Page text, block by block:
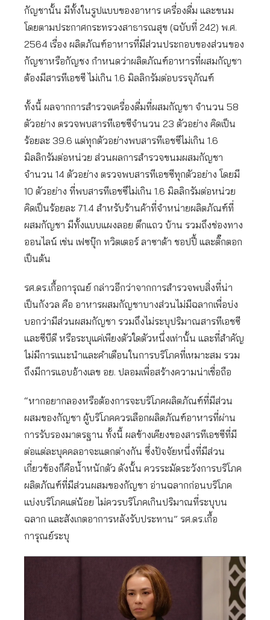
กัญชานั้น มีทั้งในรูปแบบของอาหาร เครื่องดื่ม และขนม
โดยตามประกาศกระทรวงสาธารณสุข (ฉบับที่ 242) พ.ศ.
2564 เรื่อง ผลิตภัณฑ์อาหารที่มีส่วนประกอบของส่วนของ
กัญชาหรือกัญชง กำหนดว่าผลิตภัณฑ์อาหารที่ผสมกัญชา
ต้องมีสารทีเอชซี ไม่เกิน 1.6 มิลลิกรัมต่อบรรจุภัณฑ์
ทั้งนี้ ผลจากการสำรวจเครื่องดื่มที่ผสมกัญชา จำนวน 58
ตัวอย่าง ตรวจพบสารทีเอชซีจำนวน 23 ตัวอย่าง คิดเป็น
ร้อยละ 39.6 แต่ทุกตัวอย่างพบสารทีเอชซีไม่เกิน 1.6
มิลลิกรัมต่อหน่วย ส่วนผลการสำรวจขนมผสมกัญชา
จำนวน 14 ตัวอย่าง ตรวจพบสารทีเอชซีทุกตัวอย่าง โดยมี
10 ตัวอย่าง ที่พบสารทีเอชซีไม่เกิน 1.6 มิลลิกรัมต่อหน่วย
คิดเป็นร้อยละ 71.4 สำหรับร้านค้าที่จำหน่ายผลิตภัณฑ์ที่
ผสมกัญชา มีทั้งแบบแผงลอย ตึกแถว บ้าน รวมถึงช่องทาง
ออนไลน์ เช่น เฟซบุ๊ก ทวิตเตอร์ ลาซาด้า ชอปปี้ และติ๊กตอก
เป็นต้น
รศ.ดร.เกื้อการุณย์ กล่าวอีกว่าจากการสำรวจพบสิ่งที่น่า
เป็นกังวล คือ อาหารผสมกัญชาบางส่วนไม่มีฉลากเพื่อบ่ง
บอกว่ามีส่วนผสมกัญชา รวมถึงไม่ระบุปริมาณสารทีเอชซี
และซีบีดี หรือระบุแค่เพียงตัวใดตัวหนึ่งเท่านั้น และที่สำคัญ
ไม่มีการแนะนำและคำเตือนในการบริโภคที่เหมาะสม รวม
ถึงมีการแอบอ้างเลข อย. ปลอมเพื่อสร้างความน่าเชื่อถือ
“หากอยากลองหรือต้องการจะบริโภคผลิตภัณฑ์ที่มีส่วน
ผสมของกัญชา ผู้บริโภคควรเลือกผลิตภัณฑ์อาหารที่ผ่าน
การรับรองมาตรฐาน ทั้งนี้ ผลข้างเคียงของสารทีเอชซีที่มี
ต่อแต่ละบุคคลอาจะแตกต่างกัน ซึ่งปัจจัยหนึ่งที่มีส่วน
เกี่ยวข้องก็คือน้ำหนักตัว ดังนั้น ควรระมัดระวังการบริโภค
ผลิตภัณฑ์ที่มีส่วนผสมของกัญชา อ่านฉลากก่อนบริโภค
แบ่งบริโภคแต่น้อย ไม่ควรบริโภคเกินปริมาณที่ระบุบน
ฉลาก และสังเกตอาการหลังรับประทาน” รศ.ดร.เกื้อ
การุณย์ระบุ